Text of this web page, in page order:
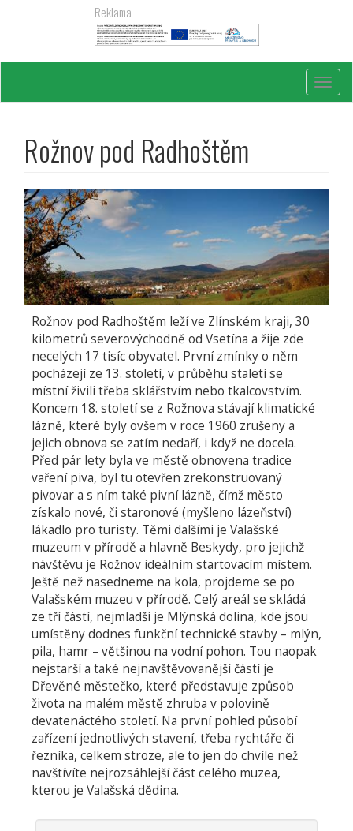
Reklama
Rožnov pod Radhoštěm
Rožnov pod Radhoštěm leží ve Zlínském kraji, 30
kilometrů severovýchodně od Vsetína a žije zde
necelých 17 tisíc obyvatel. První zmínky o něm
pocházejí ze 13. století, v průběhu staletí se
místní živili třeba sklářstvím nebo tkalcovstvím.
Koncem 18. století se z Rožnova stávají klimatické
lázně, které byly ovšem v roce 1960 zrušeny a
jejich obnova se zatím nedaří, i když ne docela.
Před pár lety byla ve městě obnovena tradice
vaření piva, byl tu otevřen zrekonstruovaný
pivovar a s ním také pivní lázně, čímž město
získalo nové, či staronové (myšleno lázeňství)
lákadlo pro turisty. Těmi dalšími je Valašské
muzeum v přírodě a hlavně Beskydy, pro jejichž
návštěvu je Rožnov ideálním startovacím místem.
Ještě než nasedneme na kola, projdeme se po
Valašském muzeu v přírodě. Celý areál se skládá
ze tří částí, nejmladší je Mlýnská dolina, kde jsou
umístěny dodnes funkční technické stavby – mlýn,
pila, hamr – většinou na vodní pohon. Tou naopak
nejstarší a také nejnavštěvovanější částí je
Dřevěné městečko, které představuje způsob
života na malém městě zhruba v polovině
devatenáctého století. Na první pohled působí
zařízení jednotlivých stavení, třeba rychtáře či
řezníka, celkem stroze, ale to jen do chvíle než
navštívíte nejrozsáhlejší část celého muzea,
kterou je Valašská dědina.